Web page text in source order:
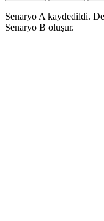
Senaryo A kaydedildi.
Senaryo B oluşur.